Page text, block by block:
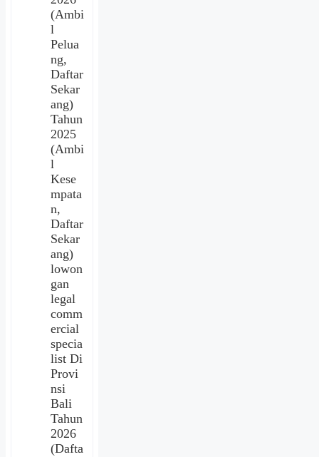
(Ambi
l
Pelua
ng,
Daftar
Sekar
ang)
Tahun
2025
(Ambi
l
Kese
mpata
n,
Daftar
Sekar
ang)
lowon
gan
legal
comm
ercial
specia
list Di
Provi
nsi
Bali
Tahun
2026
(Dafta